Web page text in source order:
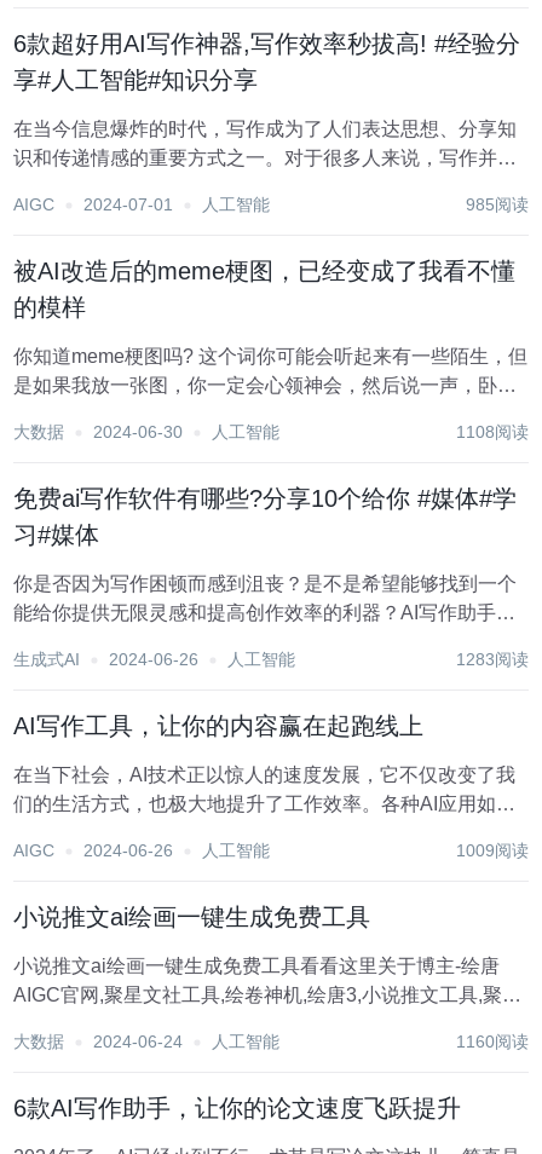
6款超好用AI写作神器,写作效率秒拔高! #经验分
享#人工智能#知识分享
在当今信息爆炸的时代，写作成为了人们表达思想、分享知
识和传递情感的重要方式之一。对于很多人来说，写作并非
表达的准确性，还有时候我们可能遭遇到了创作瓶颈，随着
AIGC 2024-07-01 人工智能 985阅读
被AI改造后的meme梗图，已经变成了我看不懂
的模样
你知道meme梗图吗? 这个词你可能会听起来有一些陌生，但
是如果我放一张图，你一定会心领神会，然后说一声，卧
meme。 它诞生自于希腊词语“Mimema”，通常被解释为“被
大数据 2024-06-30 人工智能 1108阅读
免费ai写作软件有哪些?分享10个给你 #媒体#学
习#媒体
你是否因为写作困顿而感到沮丧？是不是希望能够找到一个
能给你提供无限灵感和提高创作效率的利器？AI写作助手就
手，它们将让你的创作之旅更加流畅、富有创意。 1.飞鸟写
生成式AI 2024-06-26 人工智能 1283阅读
AI写作工具，让你的内容赢在起跑线上
在当下社会，AI技术正以惊人的速度发展，它不仅改变了我
们的生活方式，也极大地提升了工作效率。各种AI应用如写
穷，它们正帮助我们以更高效的方式完成各种任务。特别是
AIGC 2024-06-26 人工智能 1009阅读
小说推文ai绘画一键生成免费工具
小说推文ai绘画一键生成免费工具看看这里关于博主-绘唐
AIGC官网,聚星文社工具,绘卷神机,绘唐3,小说推文工具,聚星
大数据 2024-06-24 人工智能 1160阅读
6款AI写作助手，让你的论文速度飞跃提升